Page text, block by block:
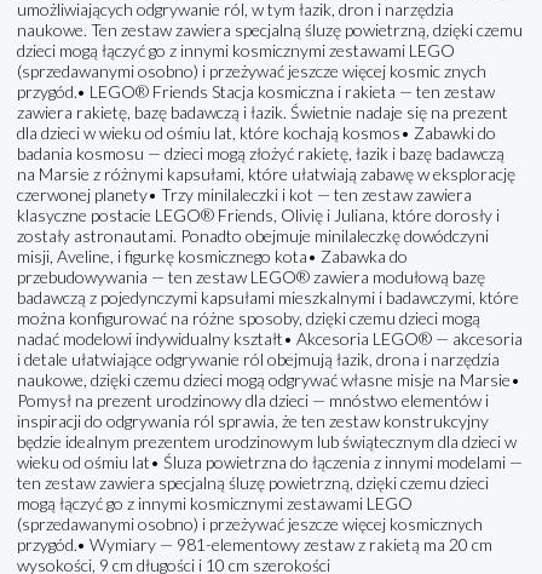
umożliwiających odgrywanie ról, w tym łazik, dron i narzędzia
naukowe. Ten zestaw zawiera specjalną śluzę powietrzną, dzięki czemu
dzieci mogą łączyć go z innymi kosmicznymi zestawami LEGO
(sprzedawanymi osobno) i przeżywać jeszcze więcej kosmic znych
przygód.• LEGO® Friends Stacja kosmiczna i rakieta — ten zestaw
zawiera rakietę, bazę badawczą i łazik. Świetnie nadaje się na prezent
dla dzieci w wieku od ośmiu lat, które kochają kosmos• Zabawki do
badania kosmosu — dzieci mogą złożyć rakietę, łazik i bazę badawczą
na Marsie z różnymi kapsułami, które ułatwiają zabawę w eksplorację
czerwonej planety• Trzy minilaleczki i kot — ten zestaw zawiera
klasyczne postacie LEGO® Friends, Olivię i Juliana, które dorosły i
zostały astronautami. Ponadto obejmuje minilaleczkę dowódczyni
misji, Aveline, i figurkę kosmicznego kota• Zabawka do
przebudowywania — ten zestaw LEGO® zawiera modułową bazę
badawczą z pojedynczymi kapsułami mieszkalnymi i badawczymi, które
można konfigurować na różne sposoby, dzięki czemu dzieci mogą
nadać modelowi indywidualny kształt• Akcesoria LEGO® — akcesoria
i detale ułatwiające odgrywanie ról obejmują łazik, drona i narzędzia
naukowe, dzięki czemu dzieci mogą odgrywać własne misje na Marsie•
Pomysł na prezent urodzinowy dla dzieci — mnóstwo elementów i
inspiracji do odgrywania ról sprawia, że ten zestaw konstrukcyjny
będzie idealnym prezentem urodzinowym lub świątecznym dla dzieci w
wieku od ośmiu lat• Śluza powietrzna do łączenia z innymi modelami —
ten zestaw zawiera specjalną śluzę powietrzną, dzięki czemu dzieci
mogą łączyć go z innymi kosmicznymi zestawami LEGO
(sprzedawanymi osobno) i przeżywać jeszcze więcej kosmicznych
przygód.• Wymiary — 981-elementowy zestaw z rakietą ma 20 cm
wysokości, 9 cm długości i 10 cm szerokości